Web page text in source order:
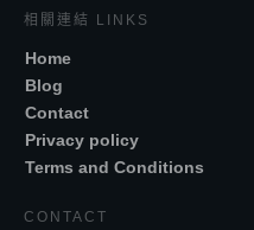
相關連結 LINKS
Home
Blog
Contact
Privacy policy
Terms and Conditions
CONTACT